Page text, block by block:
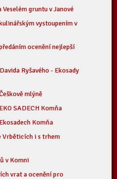
gruntu v Janové
vystoupením v
ocenění nejlepší
Ryšavého - Ekosady
mlýně
SADECH Komňa
Komňa
Vrběticích i s trhem
v Komni
vrat a ocenění pro